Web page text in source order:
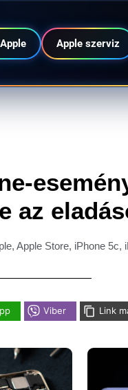
Apple szerviz
az
, Apple Store, iPhone 5c,
Viber Link